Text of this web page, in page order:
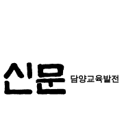
담양교육발전